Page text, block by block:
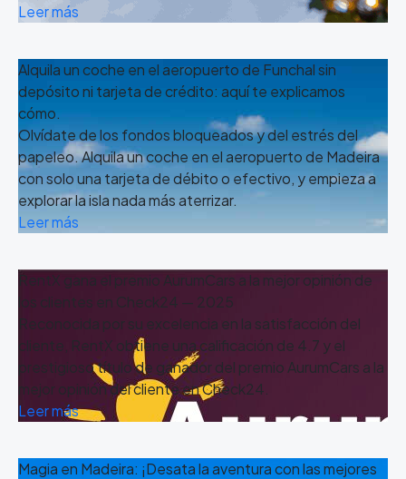
Leer más
Alquila un coche en el aeropuerto de Funchal sin
depósito ni tarjeta de crédito: aquí te explicamos
cómo.
Olvídate de los fondos bloqueados y del estrés del
papeleo. Alquila un coche en el aeropuerto de Madeira
con solo una tarjeta de débito o efectivo, y empieza a
explorar la isla nada más aterrizar.
Leer más
RentX gana el premio AurumCars a la mejor opinión de
los clientes en Check24 — 2025
Reconocida por su excelencia en la satisfacción del
cliente, RentX obtiene una calificación de 4.7 y el
prestigioso título de ganador del premio AurumCars a la
mejor opinión del cliente en Check24.
Leer más
Magia en Madeira: ¡Desata la aventura con las mejores